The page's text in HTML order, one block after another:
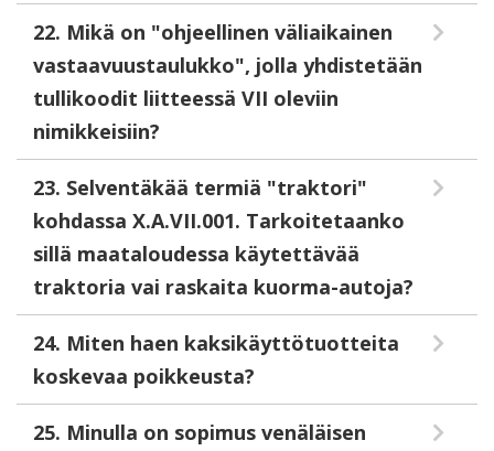
22. Mikä on "ohjeellinen väliaikainen
vastaavuustaulukko", jolla yhdistetään
tullikoodit liitteessä VII oleviin
nimikkeisiin?
23. Selventäkää termiä "traktori"
kohdassa X.A.VII.001. Tarkoitetaanko
sillä maataloudessa käytettävää
traktoria vai raskaita kuorma-autoja?
24. Miten haen kaksikäyttötuotteita
koskevaa poikkeusta?
25. Minulla on sopimus venäläisen